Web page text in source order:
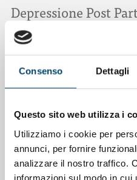
Consenso Dettagli
Questo sito web utilizza i
Utilizziamo i cookie per
annunci, per fornire
analizzare il nostro traffico.
informazioni sul modo in
Depressione Post
Prof. Claudio Mencacci
23 Apr 2026